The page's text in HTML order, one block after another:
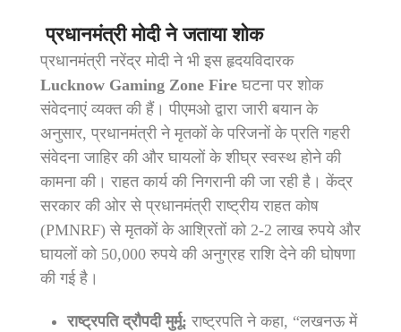
प्रधानमंत्री मोदी ने जताया शोक
प्रधानमंत्री नरेंद्र मोदी ने भी इस हृदयविदारक
Lucknow Gaming Zone Fire घटना पर शोक
संवेदनाएं व्यक्त की हैं। पीएमओ द्वारा जारी बयान के
अनुसार, प्रधानमंत्री ने मृतकों के परिजनों के प्रति गहरी
संवेदना जाहिर की और घायलों के शीघ्र स्वस्थ होने की
कामना की। राहत कार्य की निगरानी की जा रही है। केंद्र
सरकार की ओर से प्रधानमंत्री राष्ट्रीय राहत कोष
(PMNRF) से मृतकों के आश्रितों को 2-2 लाख रुपये और
घायलों को 50,000 रुपये की अनुग्रह राशि देने की घोषणा
की गई है।
राष्ट्रपति द्रौपदी मुर्मू: राष्ट्रपति ने कहा, “लखनऊ में